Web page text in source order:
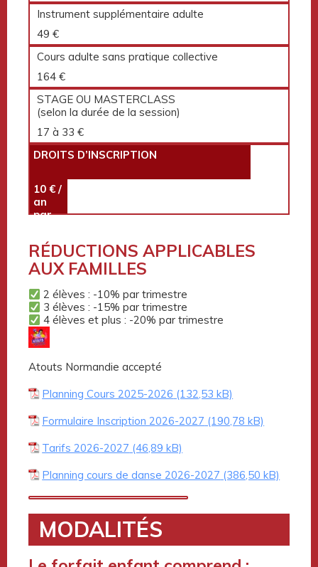
Instrument supplémentaire adulte
49 €
Cours adulte sans pratique collective
164 €
STAGE OU MASTERCLASS
(selon la durée de la session)
17 à 33 €
DROITS D’INSCRIPTION
10 € /
an
par
RÉDUCTIONS APPLICABLES
AUX FAMILLES
2 élèves : -10% par trimestre
3 élèves : -15% par trimestre
4 élèves et plus : -20% par trimestre
Atouts Normandie accepté
Planning Cours 2025-2026
Formulaire Inscription 2026-2027
Tarifs 2026-2027
Planning cours de danse 2026-2027
MODALITÉS